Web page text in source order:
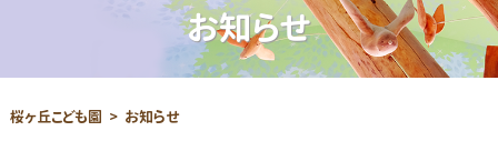
i
o
n
お知らせ
桜ヶ丘こども園 お知らせ